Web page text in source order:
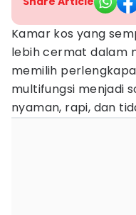
Kamar kos yang
lebih cermat dalam
memilih
multifungsi menjadi
nyaman, rapi, dan